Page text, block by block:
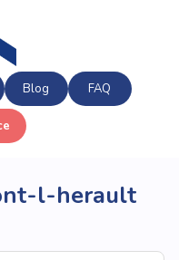
Blog FAQ
l-herault